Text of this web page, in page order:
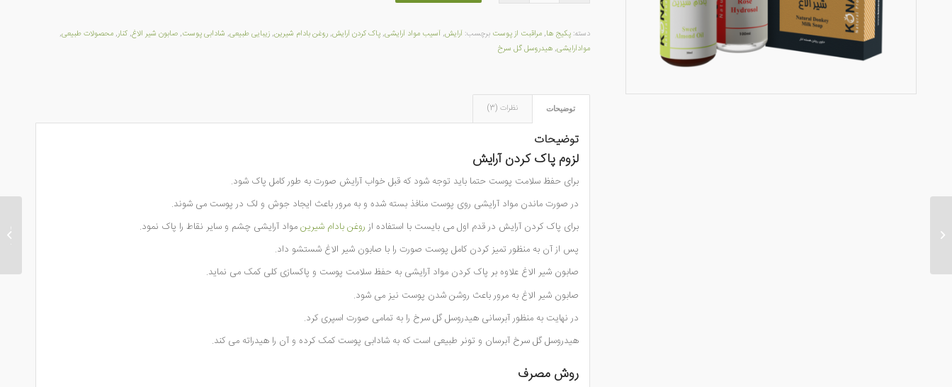
دسته: پکیج ها, مراقبت از پوست برچسب: آرایش, آسیب مواد آرایشی, پاک کردن آرایش, روغن بادام شیرین, زیبایی طبیعی, شادابی پوست, صابون شیر الاغ, کنار, محصولات طبیعی,
موادآرایشی, هیدروسل گل سرخ
توضیحات نظرات (3)
توضیحات
لزوم پاک کردن آرایش
برای حفظ سلامت پوست حتما باید توجه شود که قبل خواب آرایش صورت به طور کامل پاک‌ شود.
در صورت ماندن مواد آرایشی روی پوست منافذ بسته شده و به مرور باعث ایجاد جوش و لک در پوست می شوند.
برای پاک کردن آرایش در قدم اول می بایست با استفاده از روغن بادام شیرینمواد آرایشی چشم و سایر نقاط را پاک نمود.
پس از آن به منظور تمیز کردن کامل پوست صورت را با صابون شیر الاغ شستشو داد.
صابون شیر الاغ علاوه بر پاک کردن مواد آرایشی به حفظ سلامت پوست و پاکسازی کلی کمک می نماید.
صابون شیر الاغ به مرور باعث روشن شدن پوست نیز می شود.
در نهایت به منظور آبرسانی هیدروسل گل سرخ را به تمامی صورت اسپری کرد.
هیدروسل گل سرخ آبرسان و تونر طبیعی است که به شادابی پوست کمک کرده و آن را هیدراته می کند.
روش مصرف
پوست